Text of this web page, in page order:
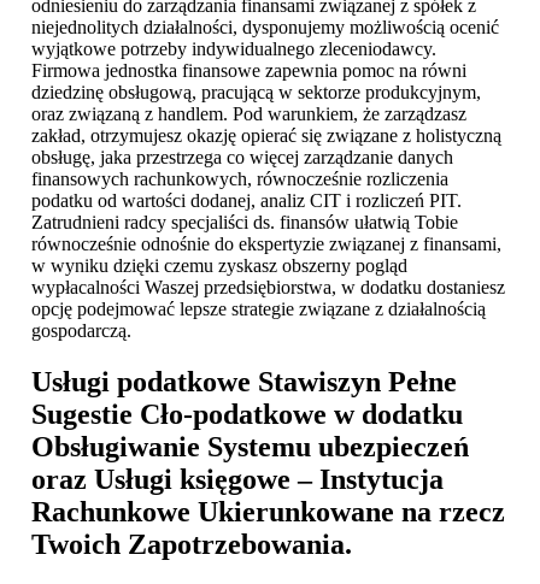
odniesieniu do zarządzania finansami związanej z spółek z
niejednolitych działalności, dysponujemy możliwością ocenić
wyjątkowe potrzeby indywidualnego zleceniodawcy.
Firmowa jednostka finansowe zapewnia pomoc na równi
dziedzinę obsługową, pracującą w sektorze produkcyjnym,
oraz związaną z handlem. Pod warunkiem, że zarządzasz
zakład, otrzymujesz okazję opierać się związane z holistyczną
obsługę, jaka przestrzega co więcej zarządzanie danych
finansowych rachunkowych, równocześnie rozliczenia
podatku od wartości dodanej, analiz CIT i rozliczeń PIT.
Zatrudnieni radcy specjaliści ds. finansów ułatwią Tobie
równocześnie odnośnie do ekspertyzie związanej z finansami,
w wyniku dzięki czemu zyskasz obszerny pogląd
wypłacalności Waszej przedsiębiorstwa, w dodatku dostaniesz
opcję podejmować lepsze strategie związane z działalnością
gospodarczą.
Usługi podatkowe Stawiszyn Pełne
Sugestie Cło-podatkowe w dodatku
Obsługiwanie Systemu ubezpieczeń
oraz Usługi księgowe – Instytucja
Rachunkowe Ukierunkowane na rzecz
Twoich Zapotrzebowania.